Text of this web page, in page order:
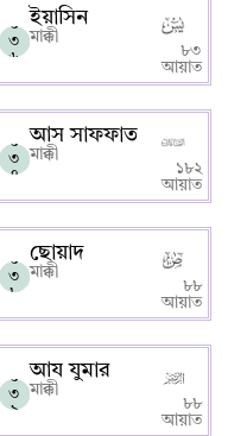
০
৩
৬
ইয়াসিন
মাক্কী
৮৩
আয়াত
০
৩
৭
আস সাফফাত
মাক্কী
১৮২
আয়াত
০
৩
৮
ছোয়াদ
মাক্কী
৮৮
আয়াত
০
৩
৯
আয যুমার
মাক্কী
৮৮
আয়াত